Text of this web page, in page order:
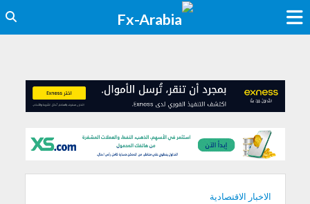
الاخبار الاقتصادية